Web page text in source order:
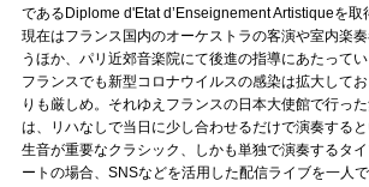
であるDiplome d'Etat d’Enseignement Artistiqueを取
現在はフランス国内のオーケストラの客演や室内楽
うほか、パリ近郊音楽院にて後進の指導にあたってい
フランスでも新型コロナウイルスの感染は拡大して
りも厳しめ。それゆえフランスの日本大使館で行っ
は、リハなしで当日に少し合わせるだけで演奏すると
生音が重要なクラシック、しかも単独で演奏するタ
ートの場合、SNSなどを活用した配信ライブを一人